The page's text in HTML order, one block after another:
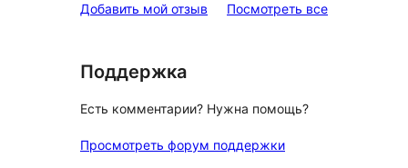
Добавить мой отзыв Посмотреть всеотзывы
Поддержка
Есть комментарии? Нужна помощь?
Просмотреть форум поддержки